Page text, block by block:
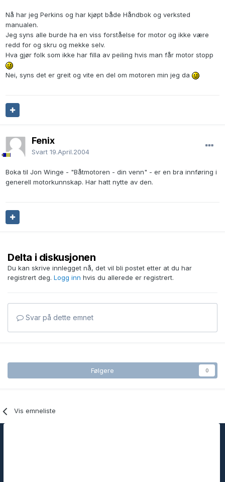
Nå har jeg Perkins og har kjøpt både Håndbok og verksted
manualen.
Jeg syns alle burde ha en viss forståelse for motor og ikke være
redd for og skru og mekke selv.
Hva gjør folk som ikke har filla av peiling hvis man får motor stopp
Nei, syns det er greit og vite en del om motoren min jeg da
Fenix
Svart 19.April.2004
Boka til Jon Winge - "Båtmotoren - din venn" - er en bra innføring i
generell motorkunnskap. Har hatt nytte av den.
Delta i diskusjonen
Du kan skrive innlegget nå, det vil bli postet etter at du har
registrert deg. Logg inn hvis du allerede er registrert.
Svar på dette emnet
Følgere 0
Vis emneliste